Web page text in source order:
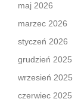
maj 2026
marzec 2026
styczeń 2026
grudzień 2025
wrzesień 2025
czerwiec 2025